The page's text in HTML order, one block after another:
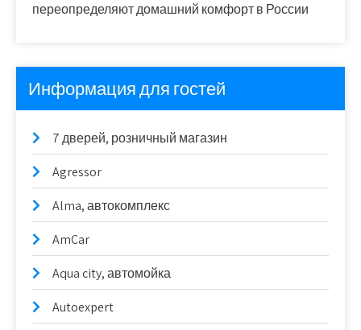
переопределяют домашний комфорт в России
Информация для гостей
7 дверей, розничный магазин
Agressor
Alma, автокомплекс
AmCar
Aqua city, автомойка
Autoexpert